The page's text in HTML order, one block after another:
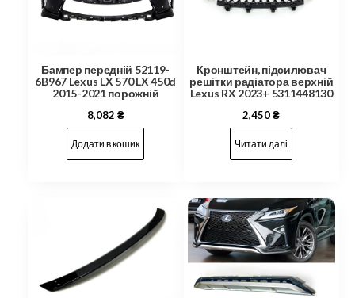
Бампер передній 52119-
6B967 Lexus LX 570 LX 450d
2015-2021 порожній
8,082 ₴
Додати в кошик
Кронштейн, підсилювач
решітки радіатора верхній
Lexus RX 2023+ 5311448130
2,450₴
Читати далі